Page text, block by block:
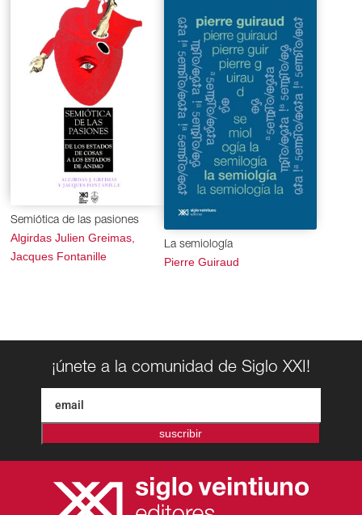
Semiótica de las pasiones
Algirdas Julien Greimas,
Jacques Fontanille
La semiología
Pierre Guiraud
¡únete a la comunidad de Siglo XXI!
suscribir